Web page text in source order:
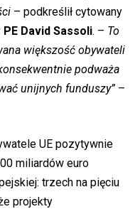
– podkreślił cytowany
PE David Sassoli. – To
większość obywateli
podważa
unijnych funduszy”–
UE pozytywnie
miliardów euro
trzech na pięciu
projekty